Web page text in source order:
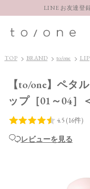
LINE お友達登
お得な
LINE お友達登
TOP BRAND to/one LIP
【to/one】ペタ
ップ［01～04］
レビューを見る